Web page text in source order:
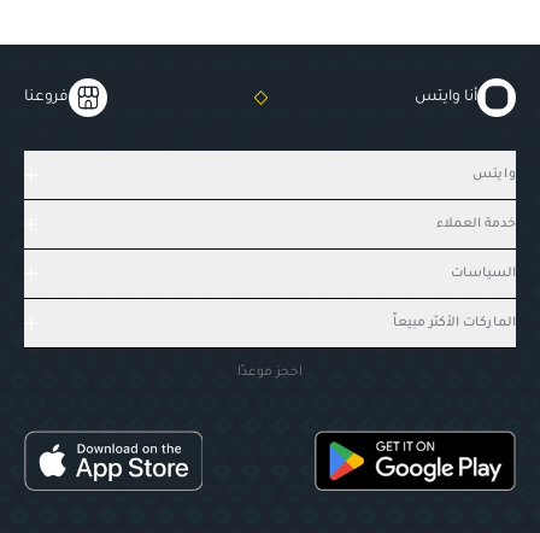
أنا وايتس فروعنا
وايتس
خدمة العملاء
السياسات
الماركات الأكثر مبيعاً
احجز موعدًا